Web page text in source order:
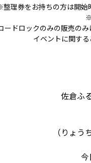
理券をお持ちの方は開始
ードロックのみの販売のみ
イベントに関す
佐倉ふ
（りょ